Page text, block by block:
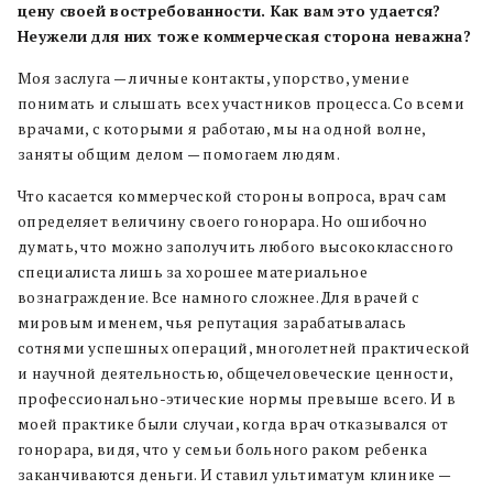
цену своей востребованности. Как вам это удается?
Неужели для них тоже коммерческая сторона неважна?
Моя заслуга — личные контакты, упорство, умение
понимать и слышать всех участников процесса. Со всеми
врачами, с которыми я работаю, мы на одной волне,
заняты общим делом — помогаем людям.
Что касается коммерческой стороны вопроса, врач сам
определяет величину своего гонорара. Но ошибочно
думать, что можно заполучить любого высококлассного
специалиста лишь за хорошее материальное
вознаграждение. Все намного сложнее. Для врачей с
мировым именем, чья репутация зарабатывалась
сотнями успешных операций, многолетней практической
и научной деятельностью, общечеловеческие ценности,
профессионально-этические нормы превыше всего. И в
моей практике были случаи, когда врач отказывался от
гонорара, видя, что у семьи больного раком ребенка
заканчиваются деньги. И ставил ультиматум клинике —